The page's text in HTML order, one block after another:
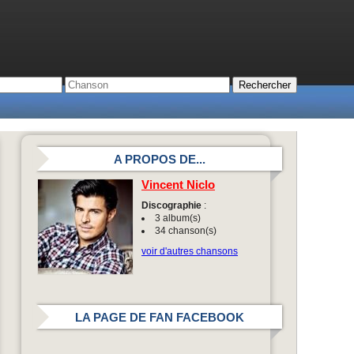
A PROPOS DE...
Vincent Niclo
Discographie :
3 album(s)
34 chanson(s)
voir d'autres chansons
LA PAGE DE FAN FACEBOOK